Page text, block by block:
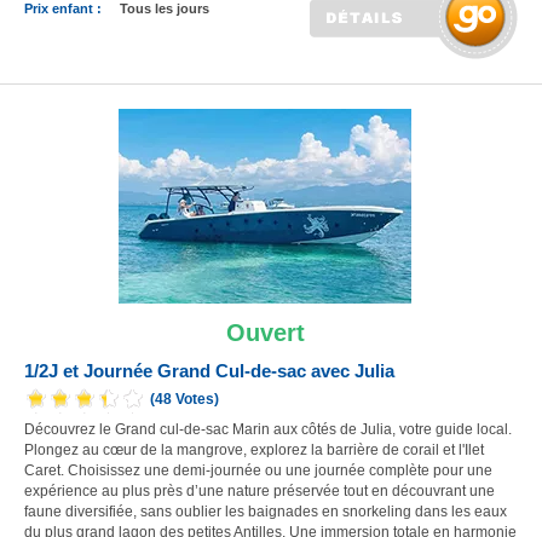
Prix enfant :
Tous les jours
Ouvert
1/2J et Journée Grand Cul-de-sac avec Julia
(48 Votes)
Découvrez le Grand cul-de-sac Marin aux côtés de Julia, votre guide local.
Plongez au cœur de la mangrove, explorez la barrière de corail et l'Ilet
Caret. Choisissez une demi-journée ou une journée complète pour une
expérience au plus près d’une nature préservée tout en découvrant une
faune diversifiée, sans oublier les baignades en snorkeling dans les eaux
du plus grand lagon des petites Antilles. Une immersion totale en harmonie